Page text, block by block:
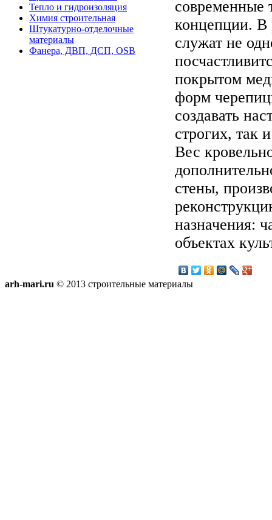
Тепло и гидроизоляция
Химия строительная
Штукатурно-отделочные
материалы
Фанера, ДВП, ДСП, OSB
современные
концепции. В
служат не
покрытом
форм
создавать
строгих, так
Вес
стены,
назначения:
объектах
arh-mari.ru © 2013 строительные материалы